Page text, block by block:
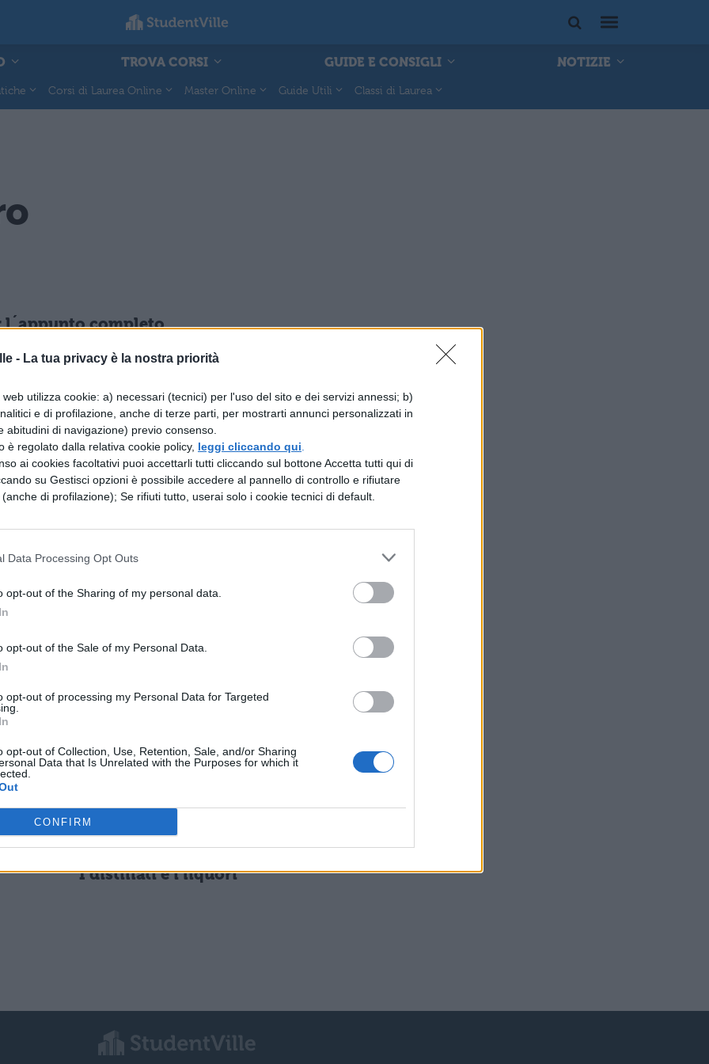
- La tua privacy è la nostra priorità
utilizza cookie: a) necessari (tecnici) per l'uso del sito e dei servizi annessi; b)
e di profilazione, anche di terze parti, per mostrarti annunci personalizzati in
abitudini di navigazione) previo consenso.
è regolato dalla relativa cookie policy, leggi cliccando qui
ai cookies facoltativi puoi accettarli tutti cliccando sul bottone Accetta tutti qui di
su Gestisci opzioni è possibile accedere al pannello di controllo e rifiutare
di profilazione); Se rifiuti tutto, userai solo i cookie tecnici di default.
Data Processing Opt Outs
opt-out of the Sharing of my personal data.
opt-out of the Sale of my Personal Data.
opt-out of processing my Personal Data for Targeted
opt-out of Collection, Use, Retention, Sale, and/or Sharing
Data that Is Unrelated with the Purposes for which it
CONFIRM
TROVA CORSI GUIDE E CONSIGLI
NOTIZIE
Corsi di Laurea Online Master Online Guide Utili Classi di Laurea
completo
il contenuto
quali
Rabdomante: cosa fa
Il Grammofono: cos'è e come
e
L'Hubble Space Telescope
SCIENZE
I distillati e i liquori